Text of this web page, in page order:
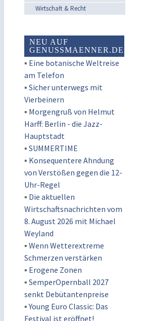
Wirtschaft & Recht
NEU AUF
GENUSSMAENNER.DE
▪ Eine botanische Weltreise
am Telefon
▪ Sicher unterwegs mit
Vierbeinern
▪ Morgengruß von Helmut
Harff: Berlin - die Jazz-
Hauptstadt
▪ SUMMERTIME
▪ Konsequentere Ahndung
von Verstößen gegen die 12-
Uhr-Regel
▪ Die aktuellen
Wirtschaftsnachrichten vom
8. August 2026 mit Michael
Weyland
▪ Wenn Wetterextreme
Schmerzen verstärken
▪ Erogene Zonen
▪ SemperOpernball 2027
senkt Debütantenpreise
▪Young Euro Classic: Das
Festival ist eröffnet!